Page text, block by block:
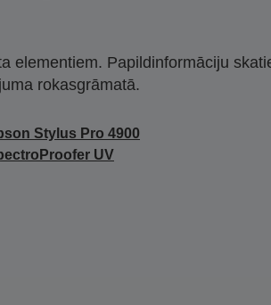
elementiem. Papildinformāciju
rokasgrāmatā.
Stylus Pro 4900
UV